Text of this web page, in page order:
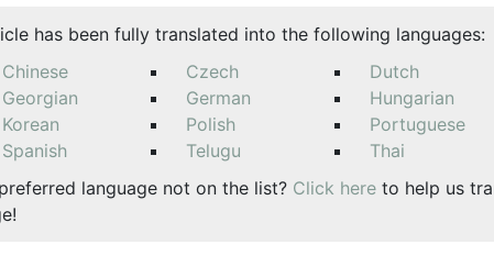
has been fully translated into the following languages:
Chinese
Czech Dutch
Georgian
German Hungarian
Korean
Polish Portuguese
Spanish
Telugu Thai
language not on the list? Click here to help us